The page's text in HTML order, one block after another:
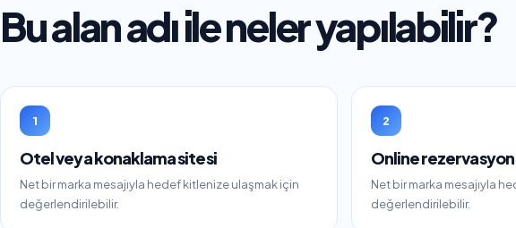
Bu alan adı ile neler yapılabilir?
1
Otel veya konaklama sitesi
Net bir marka mesajıyla hedef kitlenize ulaşmak için
değerlendirilebilir.
2
Online rezervasyon
Net bir marka mesajıyla
değerlendirilebilir.